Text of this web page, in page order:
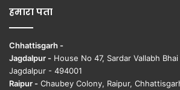
हमारा पता
Chhattisgarh -
Jagdalpur - House No 47, Sardar Vallabh
Jagdalpur - 494001
Raipur - Chaubey Colony, Raipur,